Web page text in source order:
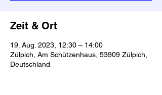
Zeit & Ort
19. Aug. 2023, 12:30 – 14:00
Zülpich, Am Schützenhaus, 53909 Zülpich,
Deutschland